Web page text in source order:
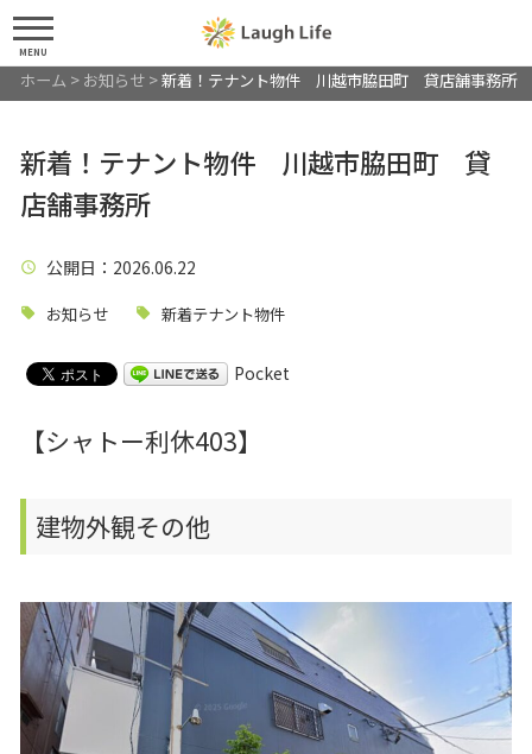
MENU
ホーム > お知らせ>新着！テナント物件 川越市脇田町 貸店舗事務所
新着！テナント物件 川越市脇田町 貸
店舗事務所
公開日 ：2026.06.22
お知らせ 新着テナント物件
Pocket
【シャトー利休403】
建物外観その他